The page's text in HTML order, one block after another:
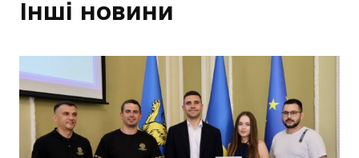
Інші новини